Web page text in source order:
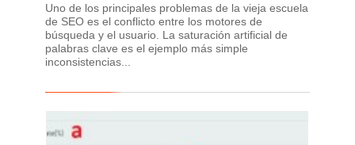
Uno de los principales problemas de la vieja escuela
de SEO es el conflicto entre los motores de
búsqueda y el usuario. La saturación artificial de
palabras clave es el ejemplo más simple
inconsistencias...